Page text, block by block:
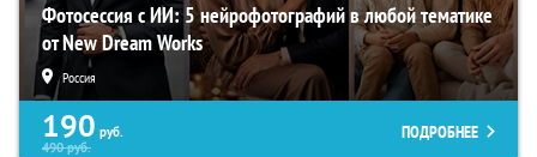
Фотосессия с ИИ: 5 нейрофотографий в любой тематике
от New Dream Works
Россия
190 руб.
490руб.
ПОДРОБНЕЕ